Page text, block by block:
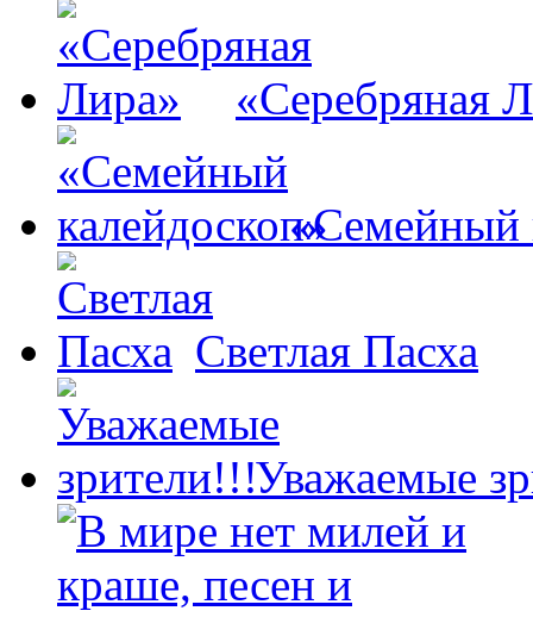
«Серебряная
«Семейный
Светлая Пасха
Уважаемые